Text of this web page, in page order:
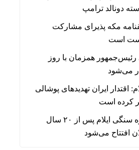
دونالد ترامپ
مکه پذیرای مشارکت
است
همزمان با روز
می‌شود
اقتدار ایران تهدیدهای پوشالی
کرده است
بزرگترین سازه سنگی ایلام پس از ۲۰ سال
افتتاح می‌شود